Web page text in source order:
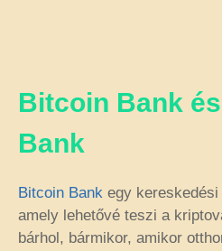
Bitcoin Bank
Bank
Bitcoin Bank egy
amely lehetővé teszi a
bárhol, bármikor, amikor